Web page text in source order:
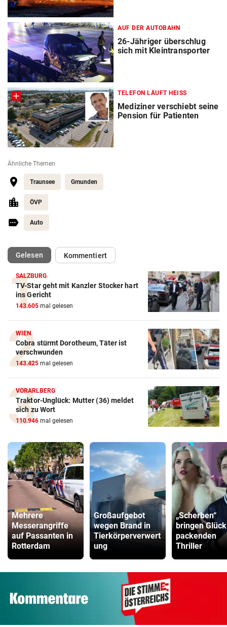
AUF DER AUTOBAHN
26-Jähriger überschlug
sich mit Kleintransporter
TELEFON LÄUFT HEISS
Mediziner verschiebt seine
Pension für Patienten
Ähnliche Themen
Traunsee Gmunden
ÖVP
Auto
Gelesen(ausgewählt)Kommentiert
SALZBURG
TV-Star geht mit Kanzler Stocker hart
ins Gericht
143.605 mal gelesen
WIEN
Cobra stürmt Dorotheum, Täter ist
verschwunden
143.425 mal gelesen
VORARLBERG
Traktor-Unglück: Mutter (36) meldet
sich zu Wort
110.946 mal gelesen
Mehrere
Messerangriffe
auf Passanten in
Rotterdam
Großaufgebot
wegen Brand in
Tierkörperverwert
ung
„Scherben“
bringen
packenden
Thriller